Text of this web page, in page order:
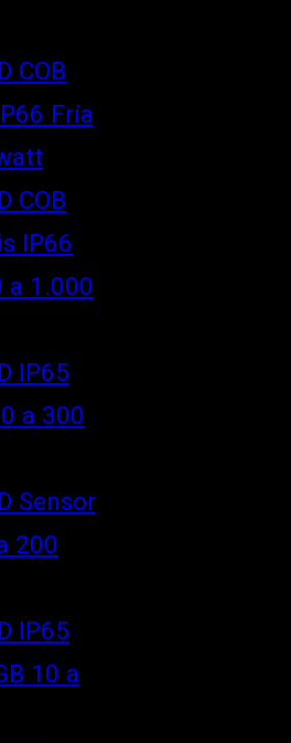
COB
Fría
COB
IP66
a 1.000
IP65
a 300
Sensor
200
IP65
10 a